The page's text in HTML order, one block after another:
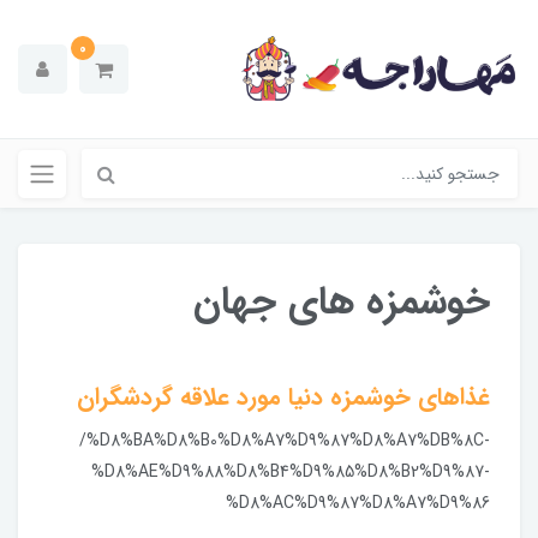
0
خوشمزه های جهان
غذاهای خوشمزه دنیا مورد علاقه گردشگران
/%D8%BA%D8%B0%D8%A7%D9%87%D8%A7%DB%8C-
%D8%AE%D9%88%D8%B4%D9%85%D8%B2%D9%87-
%D8%AC%D9%87%D8%A7%D9%86